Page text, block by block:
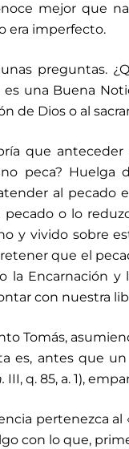
mejor que
era imperfecto.
preguntas.
es una Buena
de Dios o al
que anteceder
peca? Huelga
al pecado
o lo
y vivido sobre
que el
la Encarnación
con nuestra
Tomás,
es, antes que
III, q. 85, a. 1),
pertenezca al
con lo que,